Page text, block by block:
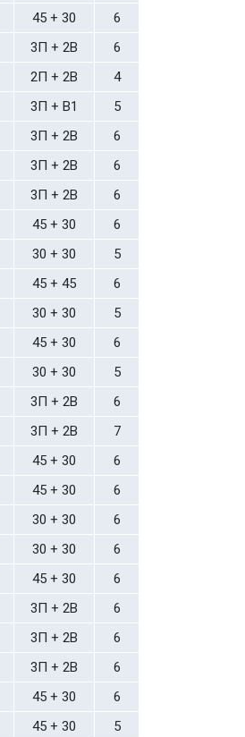
45 + 30
6
3П + 2В
6
2П + 2В
4
3П + В1
5
3П + 2В
6
3П + 2В
6
3П + 2В
6
45 + 30
6
30 + 30
5
45 + 45
6
30 + 30
5
45 + 30
6
30 + 30
5
3П + 2В
6
3П + 2В
7
45 + 30
6
45 + 30
6
30 + 30
6
30 + 30
6
45 + 30
6
3П + 2В
6
3П + 2В
6
3П + 2В
6
45 + 30
6
45 + 30
5